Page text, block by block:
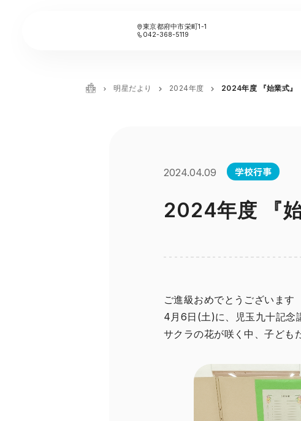
東京都府中市栄町1-1
042-368-5119
明星だより 2024年度 2024年度 『始業式』
2024.04.09 学校行事
2024年度 『始
ご進級おめでとうございます
4月6日(土)に、児玉九十記念
サクラの花が咲く中、子ども